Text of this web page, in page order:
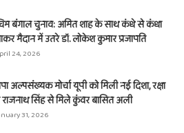
बंगाल चुनाव: अमित शाह के साथ कंधे से कंधा
मैदान में उतरे डॉ. लोकेश कुमार प्रजापति
24, 2026
अल्पसंख्यक मोर्चा यूपी को मिली नई दिशा, रक्षा
राजनाथ सिंह से मिले कुंवर बासित अली
31, 2026